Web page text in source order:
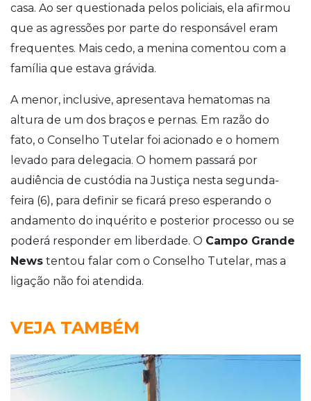
casa. Ao ser questionada pelos policiais, ela afirmou
que as agressões por parte do responsável eram
frequentes. Mais cedo, a menina comentou com a
família que estava grávida.
A menor, inclusive, apresentava hematomas na
altura de um dos braços e pernas. Em razão do
fato, o Conselho Tutelar foi acionado e o homem
levado para delegacia. O homem passará por
audiência de custódia na Justiça nesta segunda-
feira (6), para definir se ficará preso esperando o
andamento do inquérito e posterior processo ou se
poderá responder em liberdade. O Campo Grande
News tentou falar com o Conselho Tutelar, mas a
ligação não foi atendida.
VEJA TAMBÉM